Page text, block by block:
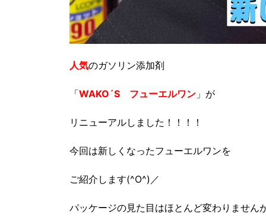
人気のガソリン添加剤
「WAKO´S フューエルワン 」が
リニューアルしました！！！！
今回は新しくなったフューエルワンを
ご紹介します(^O^)／
パッケージの見た目はほとんど変わりません